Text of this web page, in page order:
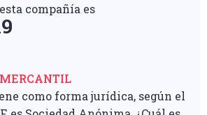
compañía es
como forma jurídica, según el